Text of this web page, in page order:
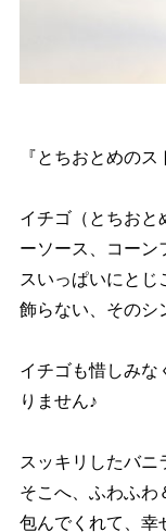
『とちおとめの
イチゴ（とちおと
ーソース、コーン
スいっぱいにとじ
飾らない、そのシ
イチゴも惜しみな
りません♪
スッキリしたバニ
そこへ、ふわふわ
包んでくれて、幸